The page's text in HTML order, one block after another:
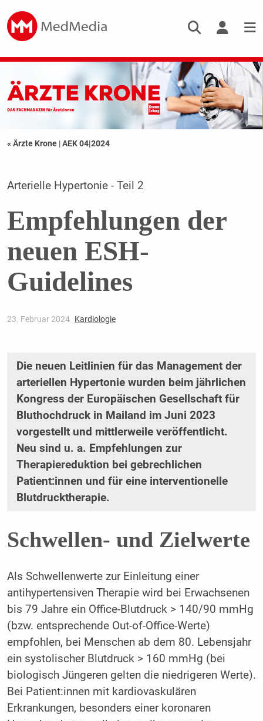
« Ärzte Krone |AEK 04|2024
Arterielle Hypertonie - Teil 2
Empfehlungen der
neuen ESH-
Guidelines
23. Februar 2024 Kardiologie
Die neuen Leitlinien für das Management der
arteriellen Hypertonie wurden beim jährlichen
Kongress der Europäischen Gesellschaft für
Bluthochdruck in Mailand im Juni 2023
vorgestellt und mittlerweile veröffentlicht.
Neu sind u. a. Empfehlungen zur
Therapiereduktion bei gebrechlichen
Patient:innen und für eine interventionelle
Blutdrucktherapie.
Schwellen- und Zielwerte
Als Schwellenwerte zur Einleitung einer
antihypertensiven Therapie wird bei Erwachsenen
bis 79 Jahre ein Office-Blutdruck > 140/90 mmHg
(bzw. entsprechende Out-of-Office-Werte)
empfohlen, bei Menschen ab dem 80. Lebensjahr
ein systolischer Blutdruck > 160 mmHg (bei
biologisch Jüngeren gelten die niedrigeren Werte).
Bei Patient:innen mit kardiovaskulären
Erkrankungen, besonders einer koronaren